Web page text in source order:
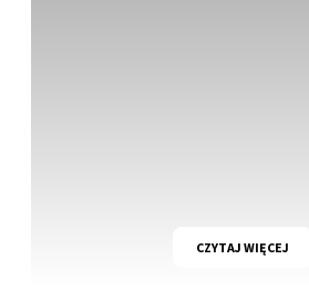
CZYTAJ WIĘCEJ